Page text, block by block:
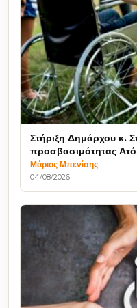
Στήριξη Δημάρχου κ.
προσβασιμότητας
Μάριος Μπενίσης
04/08/2026